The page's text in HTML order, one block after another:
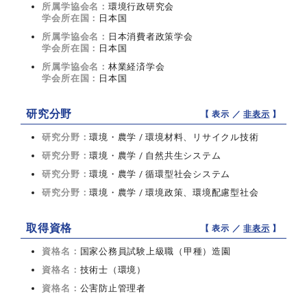
所属学協会名： 環境行政研究会
学会所在国： 日本国
所属学協会名： 日本消費者政策学会
学会所在国： 日本国
所属学協会名： 林業経済学会
学会所在国： 日本国
研究分野 【 表示 ／非表示 】
研究分野：環境・農学 / 環境材料、リサイクル技術
研究分野：環境・農学 / 自然共生システム
研究分野：環境・農学 / 循環型社会システム
研究分野：環境・農学 / 環境政策、環境配慮型社会
取得資格 【 表示 ／非表示 】
資格名： 国家公務員試験上級職（甲種）造園
資格名： 技術士（環境）
資格名： 公害防止管理者